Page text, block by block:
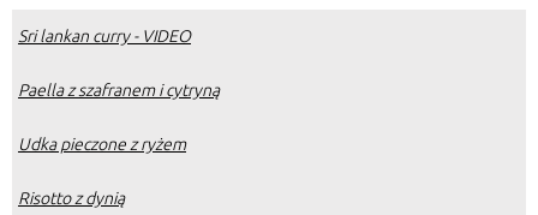
Sri lankan curry - VIDEO
Paella z szafranem i cytryną
Udka pieczone z ryżem
Risotto z dynią